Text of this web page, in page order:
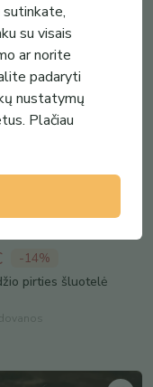
-14%
pirties šluotelė
sutinkate,
su visais
ar norite
padaryti
nustatymų
Plačiau